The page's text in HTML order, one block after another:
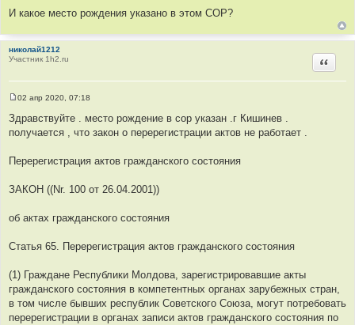
о
ч
н
и
т
а
ы
И какое место рождения указано в этом СОР?
николай1212
Участник 1h2.ru
о
о
б
н
02 апр 2020, 07:18
Здравствуйте . место рождение в сор указан .г Кишинев .
получается , что закон о перерегистрации актов не работает .
Перерегистрация актов гражданского состояния
ЗАКОН ((Nr. 100 от 26.04.2001))
об актах гражданского состояния
Статья 65. Перерегистрация актов гражданского состояния
(1) Граждане Республики Молдова, зарегистрировавшие акты
гражданского состояния в компетентных органах зарубежных стран,
в том числе бывших республик Советского Союза, могут потребовать
перерегистрации в органах записи актов гражданского состояния по